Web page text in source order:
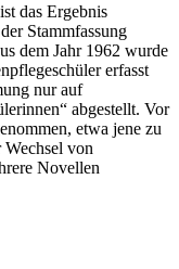
das Ergebnis
Stammfassung
dem Jahr 1962 wurde
erfasst
nur auf
abgestellt. Vor
etwa jene zu
Wechsel von
Novellen